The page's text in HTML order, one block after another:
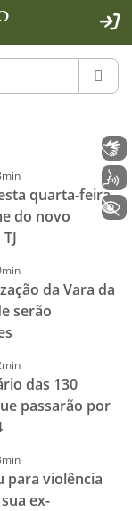
quarta-feira
do novo
da Vara da
serão
das 130
passarão por
para violência
ex-